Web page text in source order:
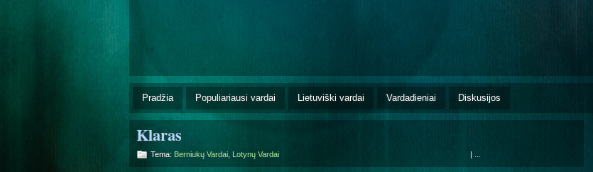
Pradžia Populiariausi vardai Lietuviški vardai Vardadieniai Diskusijos
Klaras
Tema: Berniukų Vardai Lotynų Vardai |